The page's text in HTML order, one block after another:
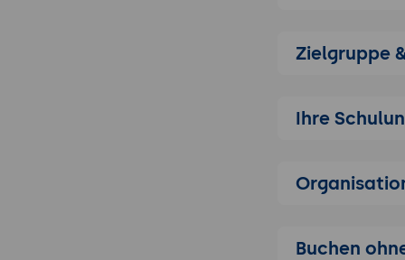
Überblick
deren
Zielgruppe
Ihre
Buchen